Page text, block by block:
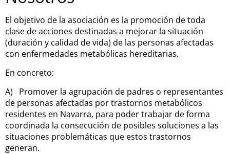
El objetivo de la asociación es la promoción de toda
clase de acciones destinadas a mejorar la situación
(duración y calidad de vida) de las personas afectadas
con enfermedades metabólicas hereditarias.
En concreto:
A) Promover la agrupación de padres o representantes
de personas afectadas por trastornos metabólicos
residentes en Navarra, para poder trabajar de forma
coordinada la consecución de posibles soluciones a las
situaciones problemáticas que estos trastornos
generan.